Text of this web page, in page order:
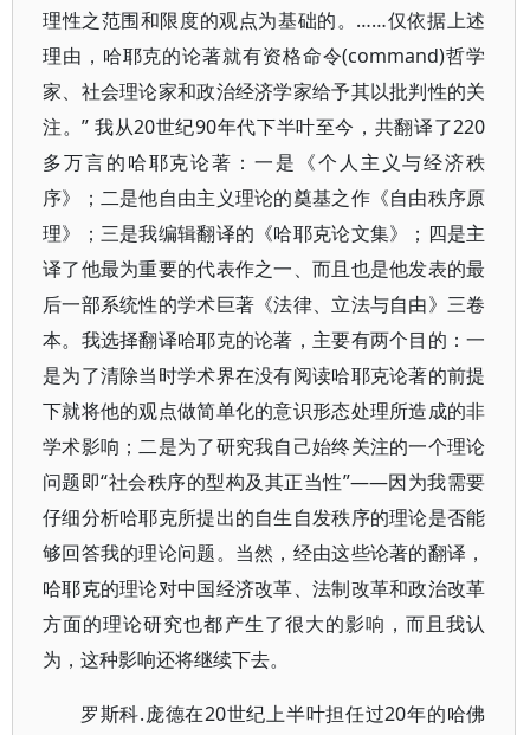
理性之范围和限度的观点为基础的。……仅依据上述
理由，哈耶克的论著就有资格命令(command)哲学
家、社会理论家和政治经济学家给予其以批判性的关
注。” 我从20世纪90年代下半叶至今，共翻译了220
多万言的哈耶克论著：一是《个人主义与经济秩
序》；二是他自由主义理论的奠基之作《自由秩序原
理》；三是我编辑翻译的《哈耶克论文集》；四是主
译了他最为重要的代表作之一、而且也是他发表的最
后一部系统性的学术巨著《法律、立法与自由》三卷
本。我选择翻译哈耶克的论著，主要有两个目的：一
是为了清除当时学术界在没有阅读哈耶克论著的前提
下就将他的观点做简单化的意识形态处理所造成的非
学术影响；二是为了研究我自己始终关注的一个理论
问题即“社会秩序的型构及其正当性”——因为我需要
仔细分析哈耶克所提出的自生自发秩序的理论是否能
够回答我的理论问题。当然，经由这些论著的翻译，
哈耶克的理论对中国经济改革、法制改革和政治改革
方面的理论研究也都产生了很大的影响，而且我认
为，这种影响还将继续下去。
罗斯科.庞德在20世纪上半叶担任过20年的哈佛